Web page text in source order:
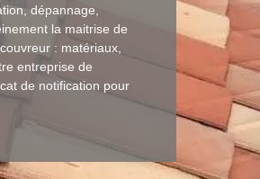
dépannage,
la maitrise de
: matériaux,
entreprise de
de notification pour